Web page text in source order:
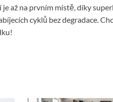
až na prvním místě, díky
cyklů bez degradace.